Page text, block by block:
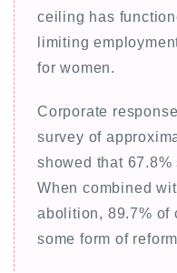
ceiling has
limiting
for women.
Corporate
survey of
showed that
When combined
abolition, 89.7% of
some form of